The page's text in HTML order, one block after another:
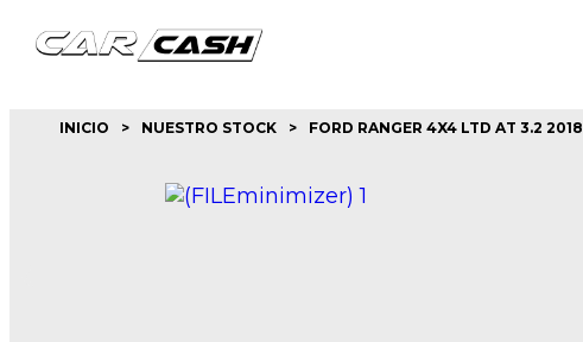
INICIO > NUESTRO STOCK > FORD RANGER 4X4 LTD AT 3.2 2018